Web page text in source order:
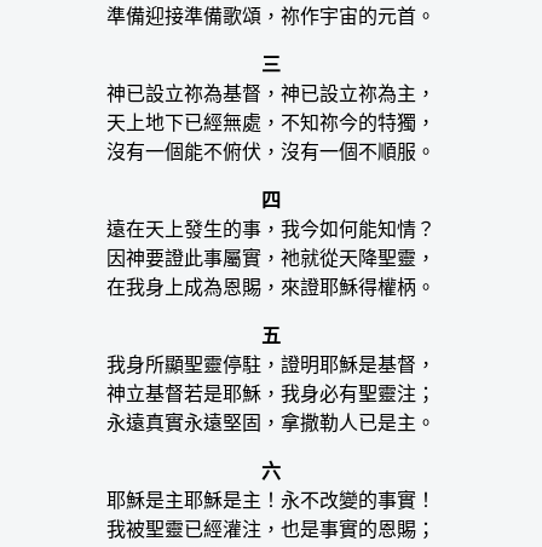
準備迎接準備歌頌，祢作宇宙的元首。
三
神已設立祢為基督，神已設立祢為主，
天上地下已經無處，不知祢今的特獨，
沒有一個能不俯伏，沒有一個不順服。
四
遠在天上發生的事，我今如何能知情？
因神要證此事屬實，祂就從天降聖靈，
在我身上成為恩賜，來證耶穌得權柄。
五
我身所顯聖靈停駐，證明耶穌是基督，
神立基督若是耶穌，我身必有聖靈注；
永遠真實永遠堅固，拿撒勒人已是主。
六
耶穌是主耶穌是主！永不改變的事實！
我被聖靈已經灌注，也是事實的恩賜；